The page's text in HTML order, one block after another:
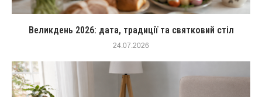
Великдень 2026: дата, традиції та святковий стіл
24.07.2026